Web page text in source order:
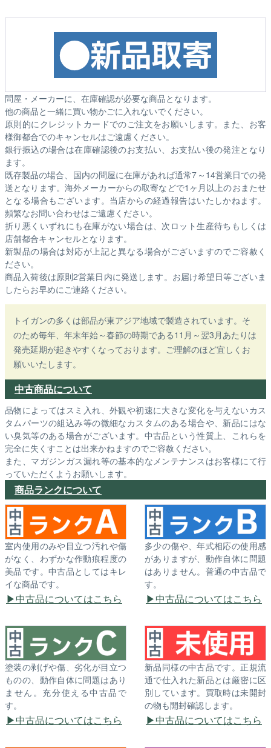
問屋・メーカーに、在庫確認が必要な商品となります。
他の商品と一緒に買い物かごに入れないでください。
原則的にクレジットカードでのご注文をお願いします。また、お客
様御都合でのキャンセルはご遠慮ください。
銀行振込の場合は在庫確認後のお支払い、お支払い後の発注となり
ます。
既存製品の場合、国内の問屋に在庫があれば通常7～14営業日での発
送となります。海外メーカーからの取寄などで1ヶ月以上のおまたせ
となる場合もございます。 当店からの経過報告はいたしかねます。
頻繁なお問い合わせはご遠慮ください。
折り悪くいずれにも在庫がない場合は、次ロット生産待ちもしくは
店舗都合キャンセルとなります。
新製品の場合は対応が上記と異なる場合がございますのでご容赦く
ださい。
商品入荷後は原則2営業日内に発送します。お届け希望日等ございま
したらお早めにご連絡ください。
トイガンの多くは部品が東アジア地域で製造されています。そ
のため毎年、年末年始～春節の時期である11月～翌3月あたりは
発売延期が起きやすくなっております。ご理解のほど宜しくお
願いいたします。
中古商品について
品物によってはスミ入れ、外観や初速に大きな変化を与えないカス
タムパーツの組込み等の微細なカスタムのある場合や、新品にはな
い臭気等のある場合がございます。中古品という性質上、これらを
完全に失くすことは出来かねますのでご容赦ください。
また、マガジンガス漏れ等の基本的なメンテナンスはお客様にて行
っていただくようお願いします。
商品ランクについて
室内使用のみや目立つ汚れや傷
がなく、わずかな作動痕程度の
美品です。中古品としてはキレ
イな商品です。
中古品についてはこちら
多少の傷や、年式相応の使用感
がありますが、動作自体に問題
はありません。普通の中古品で
す。
中古品についてはこちら
塗装の剥げや傷、劣化が目立つ
ものの、動作自体に問題はあり
ません。充分使える中古品で
す。
中古品についてはこちら
新品同様の中古品です。正規流
通で仕入れた新品とは厳密に区
別しています。買取時は未開封
の物も開封確認します。
中古品についてはこちら